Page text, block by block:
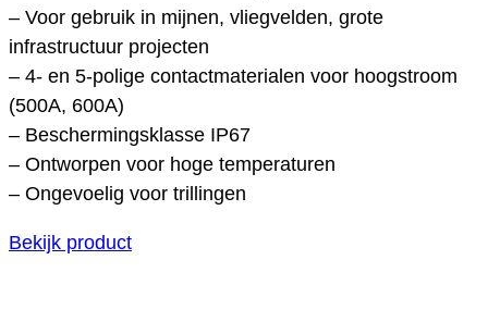
– Voor gebruik in mijnen, vliegvelden, grote
infrastructuur projecten
– 4- en 5-polige contactmaterialen voor hoogstroom
(500A, 600A)
– Beschermingsklasse IP67
– Ontworpen voor hoge temperaturen
– Ongevoelig voor trillingen
Bekijk product